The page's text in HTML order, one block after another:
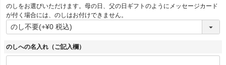
(
必
須
)
のしをお選びいただけます。母の日、父の日ギフトのようにメッセージカード
が付く場合には、のしはお付けできません。
のしへの名入れ（ご記入欄）